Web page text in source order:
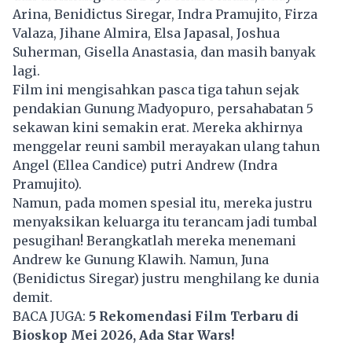
Arina, Benidictus Siregar, Indra Pramujito, Firza
Valaza, Jihane Almira, Elsa Japasal, Joshua
Suherman, Gisella Anastasia, dan masih banyak
lagi.
Film ini mengisahkan pasca tiga tahun sejak
pendakian Gunung Madyopuro, persahabatan 5
sekawan kini semakin erat. Mereka akhirnya
menggelar reuni sambil merayakan ulang tahun
Angel (Ellea Candice) putri Andrew (Indra
Pramujito).
Namun, pada momen spesial itu, mereka justru
menyaksikan keluarga itu terancam jadi tumbal
pesugihan! Berangkatlah mereka menemani
Andrew ke Gunung Klawih. Namun, Juna
(Benidictus Siregar) justru menghilang ke dunia
demit.
BACA JUGA: 5 Rekomendasi Film Terbaru di
Bioskop Mei 2026, Ada Star Wars!